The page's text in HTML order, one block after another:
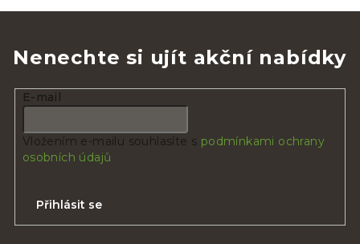
Nenechte si ujít akční nabídky
E-mail
Vložením e-mailu souhlasíte s podmínkami ochrany
osobních údajů
Přihlásit se